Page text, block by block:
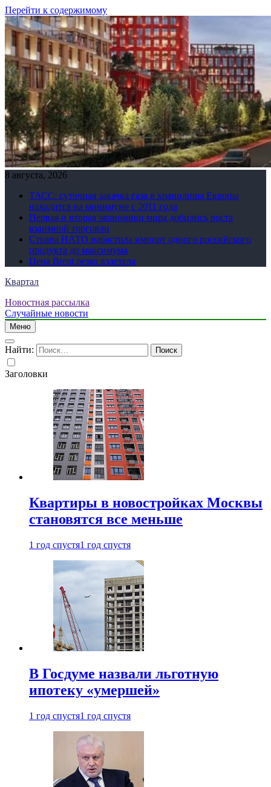
Перейти к содержимому
8 августа, 2026
ТАСС: суточная закачка газа в хранилища Европы
находится на минимуме с 2011 года
Первая и вторая экономики мира добились роста
взаимной торговли
Страна НАТО нарастила импорт одного российского
продукта до максимума
Цена Brent резко взлетела
Квартал
Новостная рассылка
Случайные новости
Меню
Найти:
Заголовки
Квартиры в новостройках Москвы
становятся все меньше
1 год спустя1 год спустя
В Госдуме назвали льготную
ипотеку «умершей»
1 год спустя1 год спустя